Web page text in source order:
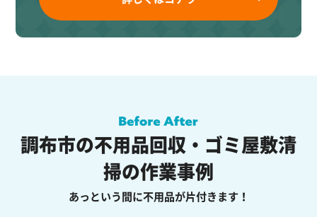
調布市の不用品回収・ゴミ屋敷清
掃の作業事例
あっという間に不用品が片付きます！